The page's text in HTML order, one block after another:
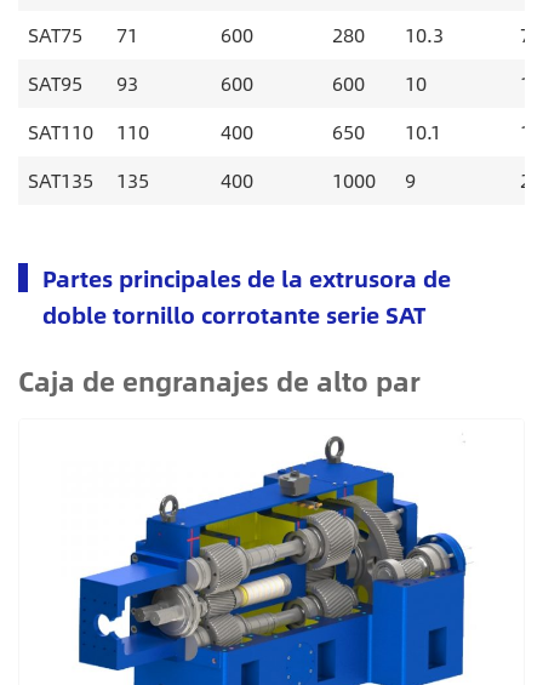
SAT75
71 600 280 10.3
SAT95
93 600 600 10
SAT110
110 400 650 10.1
SAT135
135 400 1000 9
Partes principales de la extrusora de
doble tornillo corrotante serie SAT
Caja de engranajes de alto par